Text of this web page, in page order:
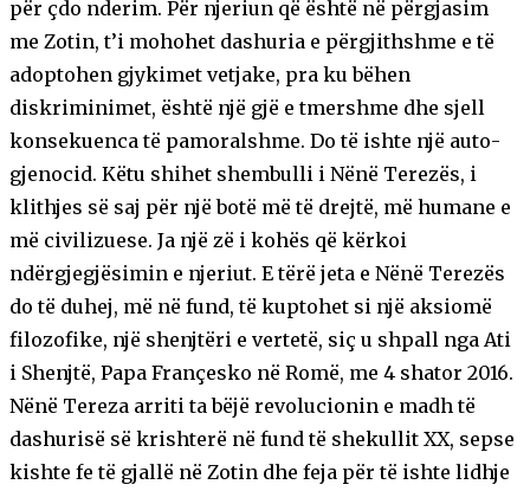
për çdo nderim. Për njeriun që është në përgjasim
me Zotin, t’i mohohet dashuria e përgjithshme e të
adoptohen gjykimet vetjake, pra ku bëhen
diskriminimet, është një gjë e tmershme dhe sjell
konsekuenca të pamoralshme. Do të ishte një auto-
gjenocid. Këtu shihet shembulli i Nënë Terezës, i
klithjes së saj për një botë më të drejtë, më humane e
më civilizuese. Ja një zë i kohës që kërkoi
ndërgjegjësimin e njeriut. E tërë jeta e Nënë Terezës
do të duhej, më në fund, të kuptohet si një aksiomë
filozofike, një shenjtëri e vertetë, siç u shpall nga Ati
i Shenjtë, Papa Françesko në Romë, me 4 shator 2016.
Nënë Tereza arriti ta bëjë revolucionin e madh të
dashurisë së krishterë në fund të shekullit XX, sepse
kishte fe të gjallë në Zotin dhe feja për të ishte lidhje